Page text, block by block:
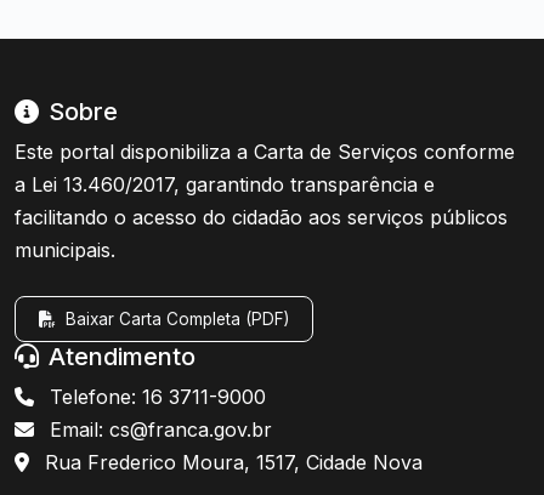
Sobre
Este portal disponibiliza a Carta de Serviços conforme
a Lei 13.460/2017, garantindo transparência e
facilitando o acesso do cidadão aos serviços públicos
municipais.
Baixar Carta Completa (PDF)
Atendimento
Telefone: 16 3711-9000
Email: cs@franca.gov.br
Rua Frederico Moura, 1517, Cidade Nova